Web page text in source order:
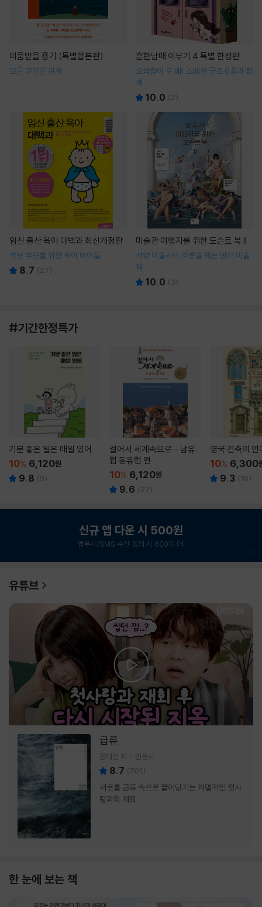
미움받을 용기 (특별합본판)
모든 고민은 관계
흔한남매 이무기 4 특별 한정판
오싹함이 두 배! 스페셜 굿즈 6종과 함
께
10.0 ( 2)
임신 출산 육아 대백과 최신개정판
초보 부모를 위한 육아 바이블
8.7 ( 27)
미술관 여행자를 위한 도슨트 북 II
서양 미술사의 흐름을 꿰는 반려 미술
책
10.0 ( 3)
#기간한정특가
기분 좋은 일은 매일 있어
10% 6,120원
9.8 (9)
걸어서 세계속으로 - 남유
럽 동유럽 편
10% 6,120원
9.6 ( 27)
영국 건축의 언
10% 6,300
9.3 (16)
신규 앱 다운 시 500원
앱푸시/SMS 수신 동의 시 600원 더!
유튜브
급류
정대건 저 민음사
8.7 (701 )
서로를 급류 속으로 끌어당기는 파멸적인 첫사
랑과의 재회
한 눈에 보는 책